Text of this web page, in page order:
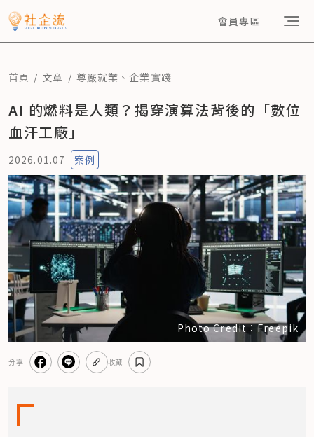
會員專區
首頁 文章 尊嚴就業 、 企業實踐
AI 的燃料是人類？揭穿演算法背後的「數位
血汗工廠」
2026.01.07 案例
Photo Credit：Freepik
分享 收藏